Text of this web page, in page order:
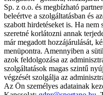
Sp. z o.o. és megbízható
beleértve a szolgáltatásban és
szabott hirdetéseket is. Ha nem
szeretné korlátozni annak
már megadott hozzájárulását,
menüpontra. Amennyiben a
azok feldolgozása az
szolgáltatások magas szintű
végzését szolgálja az
Az Ön személyes adatainak